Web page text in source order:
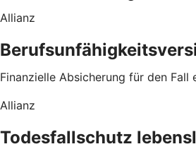
Allianz
Finanzielle Absicherung für den Fall
Allianz
Todesfallschutz